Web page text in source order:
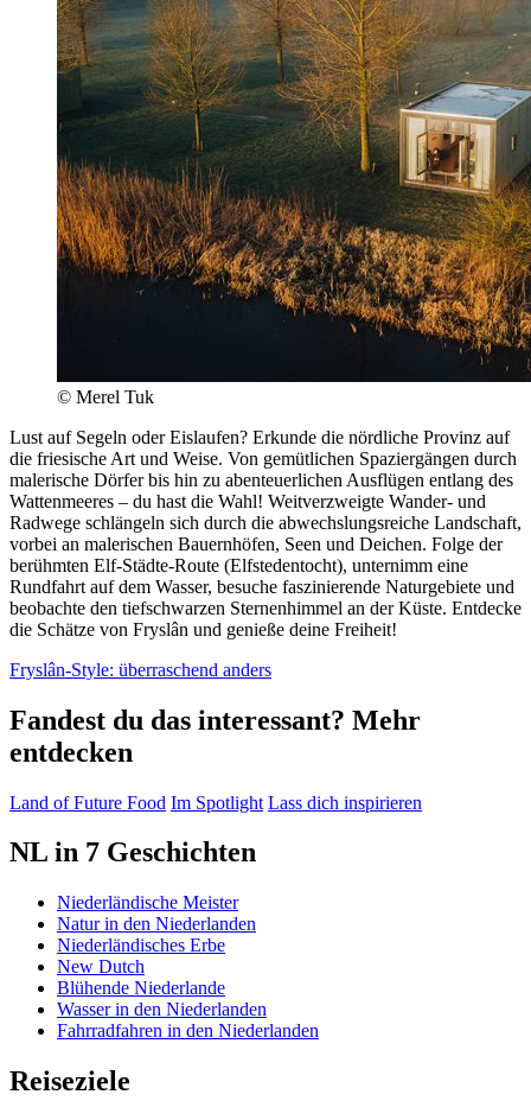
© Merel Tuk
Lust auf Segeln oder Eislaufen? Erkunde die nördliche Provinz auf
die friesische Art und Weise. Von gemütlichen Spaziergängen durch
malerische Dörfer bis hin zu abenteuerlichen Ausflügen entlang des
Wattenmeeres – du hast die Wahl! Weitverzweigte Wander- und
Radwege schlängeln sich durch die abwechslungsreiche Landschaft,
vorbei an malerischen Bauernhöfen, Seen und Deichen. Folge der
berühmten Elf-Städte-Route (Elfstedentocht), unternimm eine
Rundfahrt auf dem Wasser, besuche faszinierende Naturgebiete und
beobachte den tiefschwarzen Sternenhimmel an der Küste. Entdecke
die Schätze von Fryslân und genieße deine Freiheit!
Fryslân-Style: überraschend anders
Fandest du das interessant? Mehr
entdecken
Land of Future Food Im Spotlight Lass dich inspirieren
NL in 7 Geschichten
Niederländische Meister
Natur in den Niederlanden
Niederländisches Erbe
New Dutch
Blühende Niederlande
Wasser in den Niederlanden
Fahrradfahren in den Niederlanden
Reiseziele